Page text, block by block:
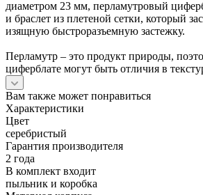
диаметром 23 мм, перламутровый
и браслет из плетеной сетки, который
изящную быстроразъемную застежку.
Перламутр – это продукт природы,
циферблате могут быть отличия в
Вам также может понравиться
Характеристики
Цвет
серебристый
Гарантия производителя
2 года
В комплект входит
пыльник и коробка